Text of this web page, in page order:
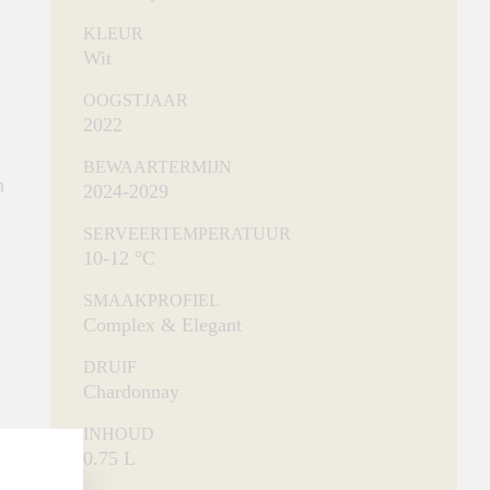
KLEUR
Wit
OOGSTJAAR
2022
BEWAARTERMIJN
2024-2029
SERVEERTEMPERATUUR
10-12 °C
SMAAKPROFIEL
Complex & Elegant
DRUIF
Chardonnay
INHOUD
0.75 L